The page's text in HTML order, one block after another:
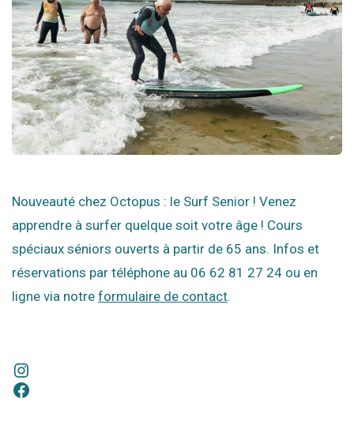
Nouveauté chez Octopus : le Surf Senior ! Venez
apprendre à surfer quelque soit votre âge ! Cours
spéciaux séniors ouverts à partir de 65 ans. Infos et
réservations par téléphone au 06 62 81 27 24 ou en
ligne via notre formulaire de contact.